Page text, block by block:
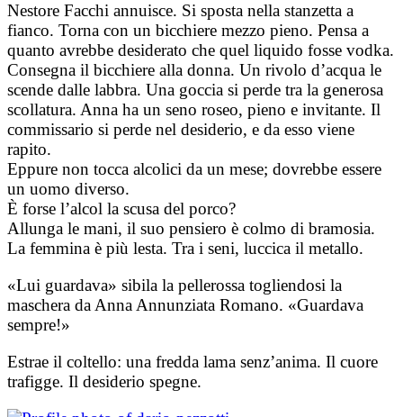
Nestore Facchi annuisce. Si sposta nella stanzetta a
fianco. Torna con un bicchiere mezzo pieno. Pensa a
quanto avrebbe desiderato che quel liquido fosse vodka.
Consegna il bicchiere alla donna. Un rivolo d’acqua le
scende dalle labbra. Una goccia si perde tra la generosa
scollatura. Anna ha un seno roseo, pieno e invitante. Il
commissario si perde nel desiderio, e da esso viene
rapito.
Eppure non tocca alcolici da un mese; dovrebbe essere
un uomo diverso.
È forse l’alcol la scusa del porco?
Allunga le mani, il suo pensiero è colmo di bramosia.
La femmina è più lesta. Tra i seni, luccica il metallo.
«Lui guardava» sibila la pellerossa togliendosi la
maschera da Anna Annunziata Romano. «Guardava
sempre!»
Estrae il coltello: una fredda lama senz’anima. Il cuore
trafigge. Il desiderio spegne.